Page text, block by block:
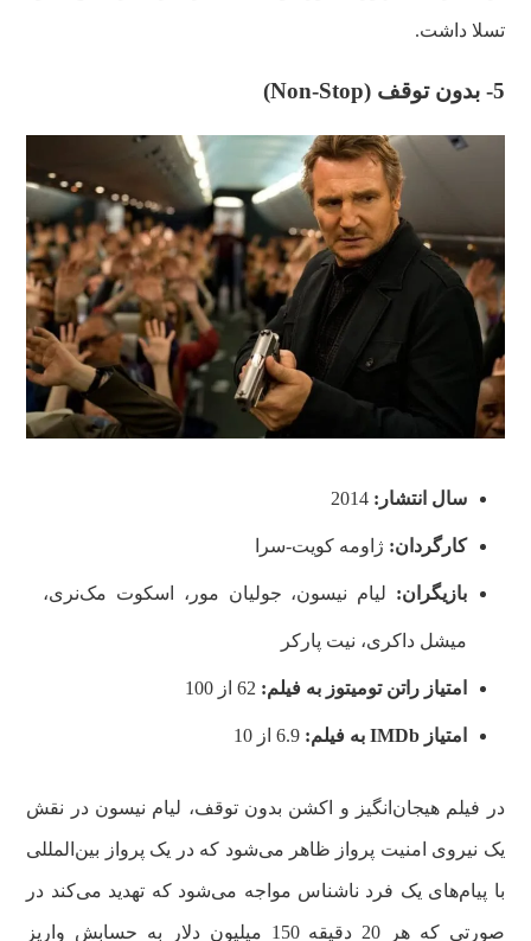
تسلا داشت.
5- بدون توقف ( Non-Stop
)
سال انتشار:
کارگردان: ژاومه کویت-سرا
بازیگران: لیام نیسون، جولیان مور، اسکوت مک‌نری،
میشل داکری، نیت پارکر
امتیاز راتن تومیتوز به فیلم:
امتیاز IMDbبه فیلم:
در فیلم هیجان‌انگیز و اکشن بدون توقف، لیام نیسون در نقش
یک نیروی امنیت پرواز ظاهر می‌شود که در یک پرواز بین‌المللی
با پیام‌های یک فرد ناشناس مواجه می‌شود که تهدید می‌کند در
صورتی که هر 20 دقیقه 150 میلیون دلار به حسابش واریز